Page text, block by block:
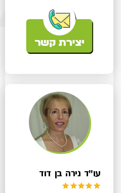
עו"ד נירה בן דוד